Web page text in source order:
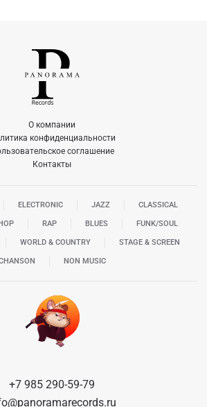
О компании
конфиденциальности
соглашение
Контакты
ELECTRONIC JAZZ CLASSICAL
RAP BLUES FUNK/SOUL
WORLD & COUNTRY STAGE & SCREEN
NON MUSIC
+7 985 290-59-79